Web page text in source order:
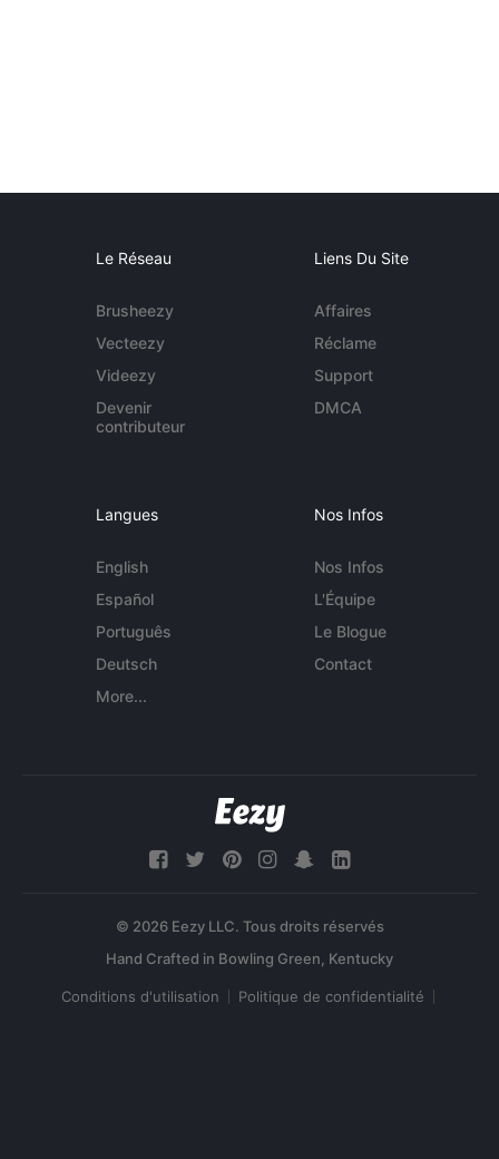
Le Réseau
Brusheezy
Vecteezy
Videezy
Devenir
contributeur
Liens Du Site
Affaires
Réclame
Support
DMCA
Langues
English
Español
Português
Deutsch
More...
Nos Infos
Nos Infos
L'Équipe
Le Blogue
Contact
© 2026 Eezy LLC. Tous droits réservés
Conditions d'utilisation Politique de confidentialité